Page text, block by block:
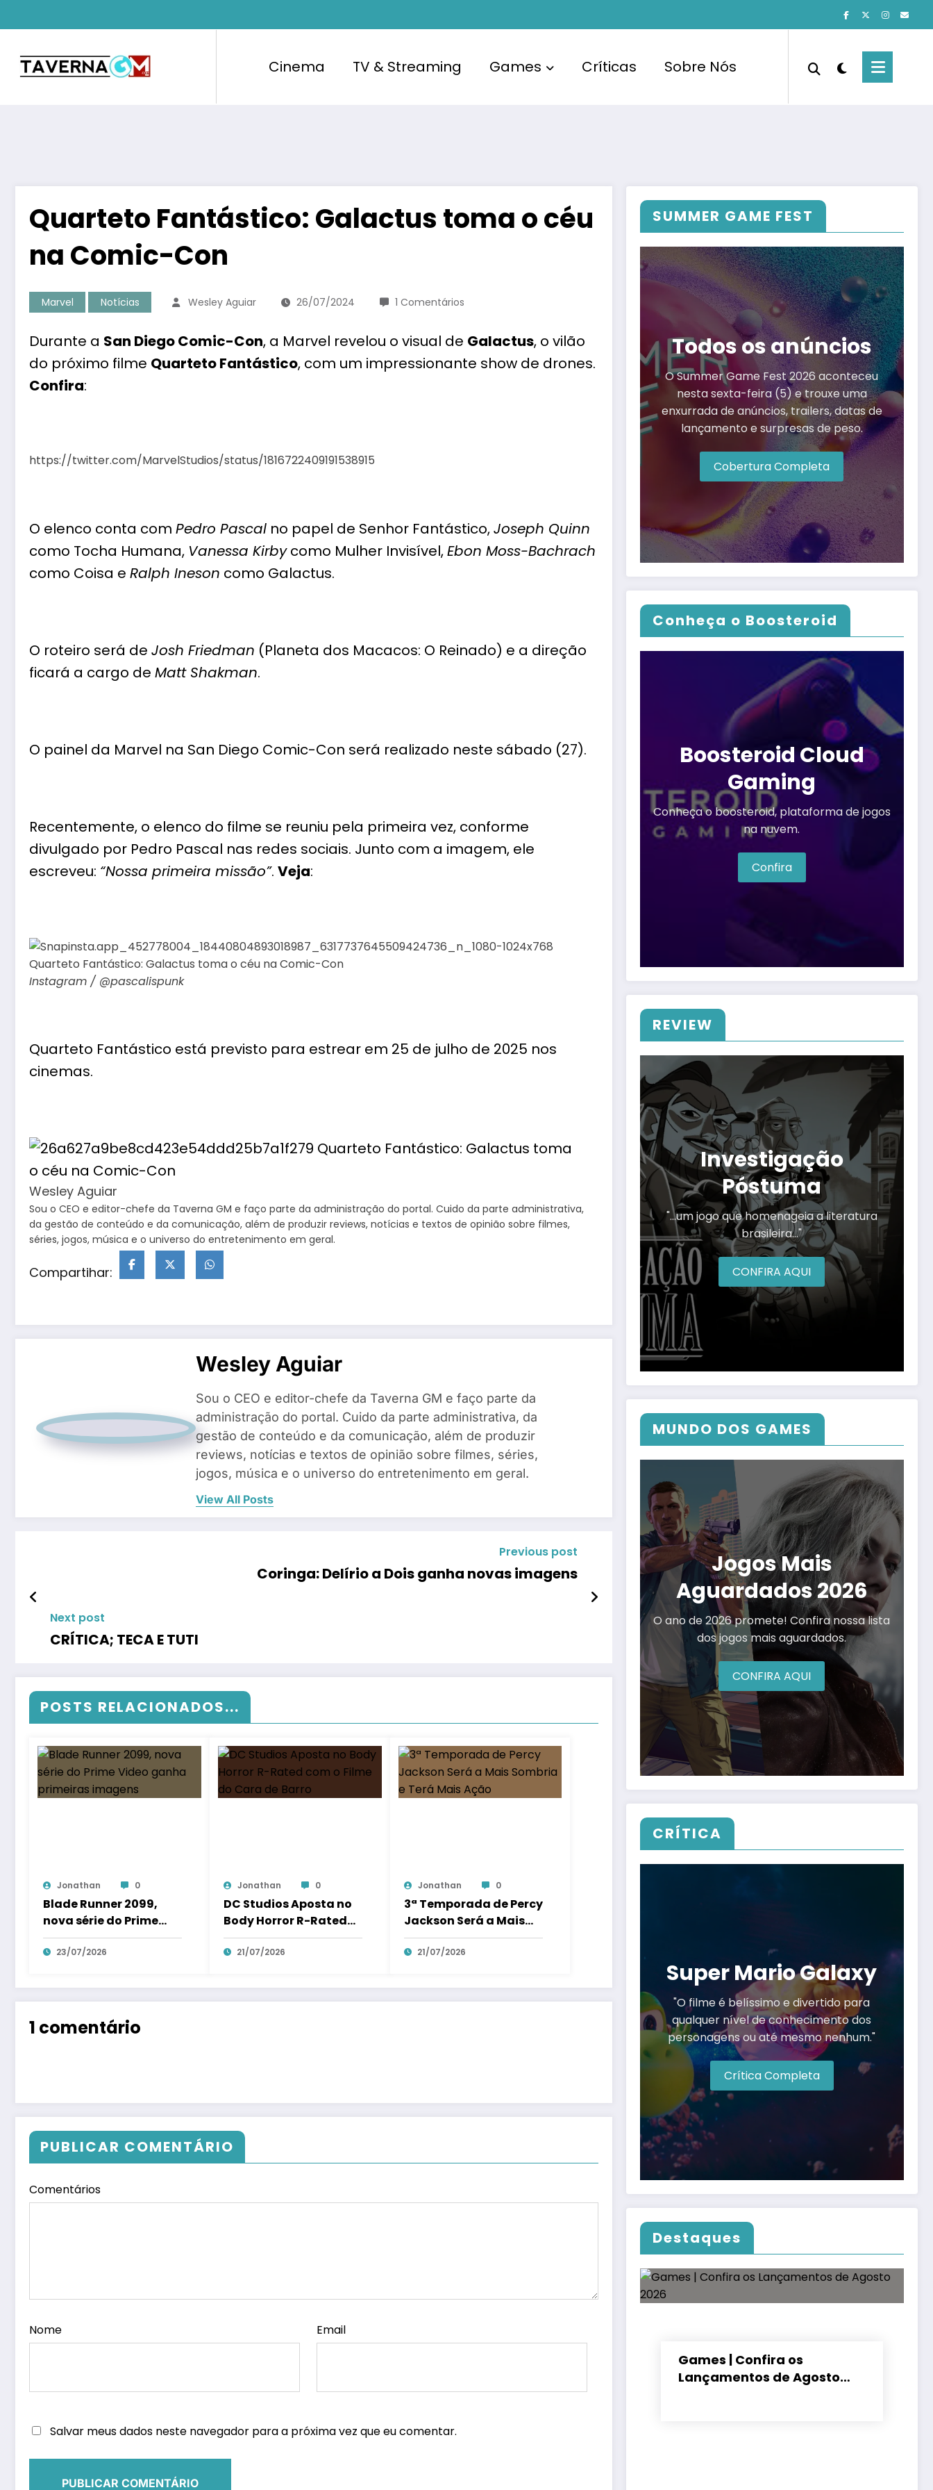
para
conteúdo
Cinema TV & Streaming Games Críticas Sobre Nós
Quarteto Fantástico: Galactus toma o céu
na Comic-Con
Marvel Notícias Wesley Aguiar 26/07/2024 1 Comentários
Durante a San Diego Comic-Con, a Marvel revelou o visual de Galactus, o vilão
do próximo filme Quarteto Fantástico, com um impressionante show de drones.
Confira:
https://twitter.com/MarvelStudios/status/1816722409191538915
O elenco conta com Pedro Pascal no papel de Senhor Fantástico,Joseph Quinn
como Tocha Humana, Vanessa Kirbycomo Mulher Invisível,Ebon Moss-Bachrach
como Coisa e Ralph Ineson como Galactus.
O roteiro será de Josh Friedman (Planeta dos Macacos: O Reinado) e a direção
ficará a cargo de Matt Shakman.
O painel da Marvel na San Diego Comic-Con será realizado neste sábado (27).
Recentemente, o elenco do filme se reuniu pela primeira vez, conforme
divulgado por Pedro Pascal nas redes sociais. Junto com a imagem, ele
escreveu: “Nossa primeira missão”. Veja:
Instagram / @pascalispunk
Quarteto Fantástico está previsto para estrear em 25 de julho de 2025 nos
cinemas.
Wesley Aguiar
Sou o CEO e editor-chefe da Taverna GM e faço parte da administração do portal. Cuido da parte administrativa,
da gestão de conteúdo e da comunicação, além de produzir reviews, notícias e textos de opinião sobre filmes,
séries, jogos, música e o universo do entretenimento em geral.
Compartihar:
Wesley Aguiar
Sou o CEO e editor-chefe da Taverna GM e faço parte da
administração do portal. Cuido da parte administrativa, da
gestão de conteúdo e da comunicação, além de produzir
reviews, notícias e textos de opinião sobre filmes, séries,
jogos, música e o universo do entretenimento em geral.
View All Posts
Previous post
Coringa: Delírio a Dois ganha novas imagens
Next post
CRÍTICA; TECA E TUTI
POSTS RELACIONADOS...
Jonathan 0
Blade Runner 2099,
nova série do Prime
Video ganha primeiras
imagens
23/07/2026
Jonathan 0
DC Studios Aposta no
Body Horror R-Rated
com o Filme do Cara de
Barro
21/07/2026
Jonathan 0
3ª Temporada de Percy
Jackson Será a Mais
Sombria e Terá Mais
Ação
21/07/2026
1 comentário
PUBLICAR COMENTÁRIO
Comentários
Nome Email
Salvar meus dados neste navegador para a próxima vez que eu comentar.
SUMMER GAME FEST
Todos os anúncios
O Summer Game Fest 2026 aconteceu
nesta sexta-feira (5) e trouxe uma
enxurrada de anúncios, trailers, datas de
lançamento e surpresas de peso.
Cobertura Completa
Conheça o Boosteroid
Boosteroid Cloud
Gaming
Conheça o boosteroid, plataforma de jogos
na nuvem.
Confira
REVIEW
Investigação
Póstuma
"…um jogo que homenageia a literatura
brasileira…"
CONFIRA AQUI
MUNDO DOS GAMES
Jogos Mais
Aguardados 2026
O ano de 2026 promete! Confira nossa lista
dos jogos mais aguardados.
CONFIRA AQUI
CRÍTICA
Super Mario Galaxy
"O filme é belíssimo e divertido para
qualquer nível de conhecimento dos
personagens ou até mesmo nenhum."
Crítica Completa
Destaques
Games | Confira os
Lançamentos de Agosto